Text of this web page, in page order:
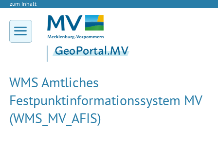
zum Inhalt
WMS Amtliches
Festpunktinformationssystem MV
(WMS_MV_AFIS)